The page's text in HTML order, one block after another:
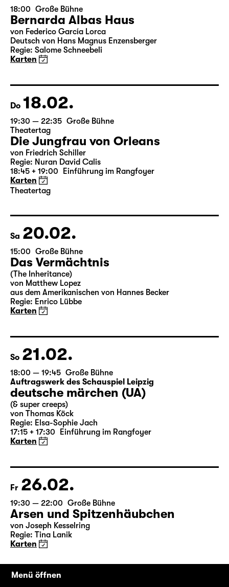
So 07.02.
18:00 Große Bühne
Bernarda Albas Haus
Regie: Salome Schneebeli
Karten
Do 18.02.
19:30 — 22:35 Große Bühne
Theatertag
Die Jungfrau von Orleans
von Friedrich Schiller
Karten
Theatertag
Sa 20.02.
15:00 Große Bühne
Das Vermächtnis
(The Inheritance)
Regie: Enrico Lübbe
Karten
So 21.02.
18:00 — 19:45 Große Bühne
Auftragswerk des Schauspiel Leipzig
deutsche märchen (UA)
(& super creeps)
17:15 + 17:30 Einführung im Rangfoyer
Karten
Fr 26.02.
19:30 — 22:00
Arsen und Spitzenhäubchen
von Joseph Kesselring
Regie: Tina Lanik
Menü öffnen